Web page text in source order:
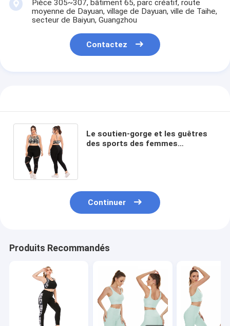
Pièce 305~307, bâtiment 65, parc créatif, route
moyenne de Dayuan, village de Dayuan, ville de Taihe,
secteur de Baiyun, Guangzhou
Contactez
Le soutien-gorge et les guêtres
des sports des femmes
Continuer
Produits Recommandés